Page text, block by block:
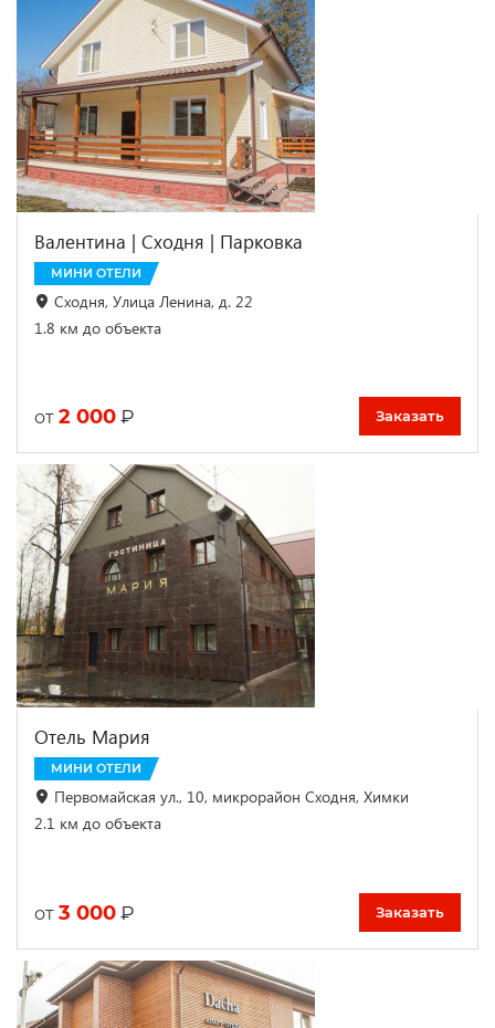
Валентина | Сходня | Парковка
МИНИ ОТЕЛИ
Сходня, Улица Ленина, д. 22
1.8 км до объекта
от 2 000 ₽ Заказать
Отель Мария
МИНИ ОТЕЛИ
Первомайская ул., 10, микрорайон Сходня, Химки
2.1 км до объекта
от 3 000 ₽ Заказать